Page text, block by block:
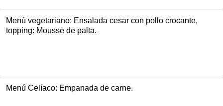
Menú vegetariano: Ensalada cesar con pollo crocante,
topping: Mousse de palta.
Menú Celíaco: Empanada de carne.